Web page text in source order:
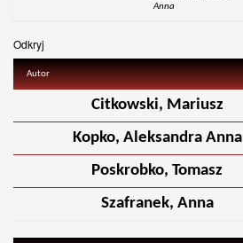
Anna
Odkryj
Autor
Citkowski, Mariusz
Kopko, Aleksandra Anna
Poskrobko, Tomasz
Szafranek, Anna